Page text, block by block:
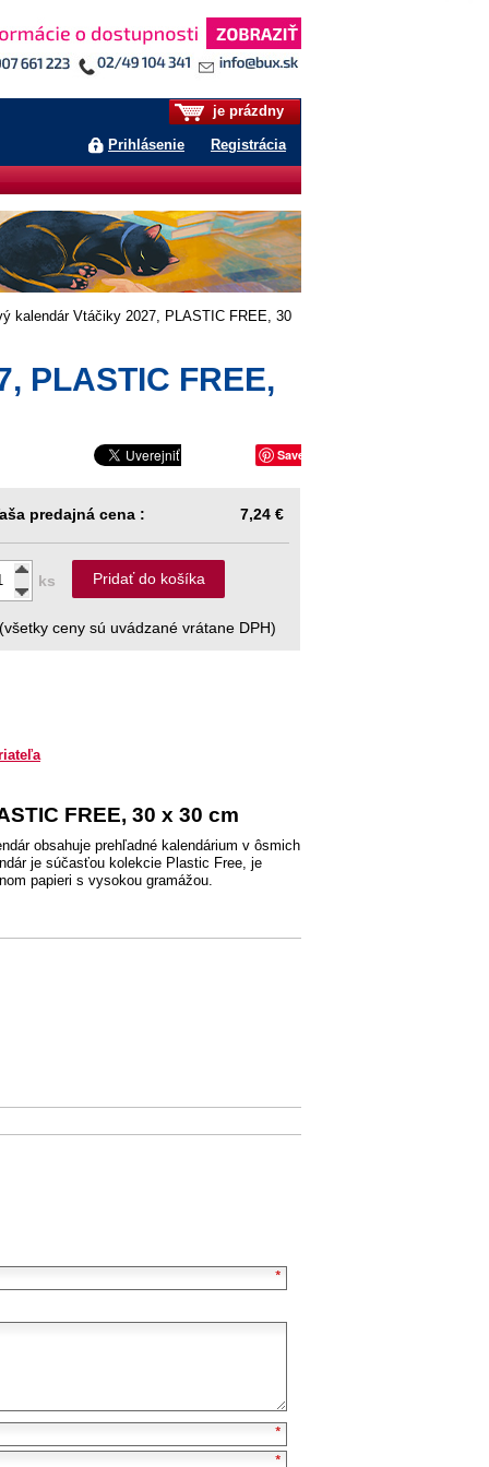
je prázdny
Prihlásenie Registrácia
kalendár Vtáčiky 2027, PLASTIC FREE, 30
PLASTIC FREE,
Save
predajná cena : 7,24 €
ks Pridať do košíka
(všetky ceny sú uvádzané vrátane DPH)
FREE, 30 x 30 cm
obsahuje prehľadné kalendárium v ôsmich
je súčasťou kolekcie Plastic Free, je
papieri s vysokou gramážou.